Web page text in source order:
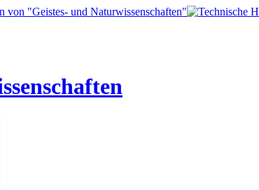
von "Geistes- und Naturwissenschaften"